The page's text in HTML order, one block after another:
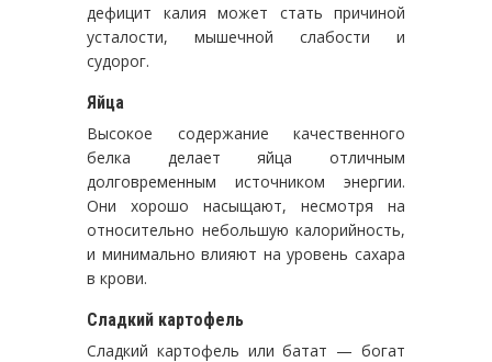
дефицит калия может стать причиной
усталости, мышечной слабости и
судорог.
Яйца
Высокое содержание качественного
белка делает яйца отличным
долговременным источником энергии.
Они хорошо насыщают, несмотря на
относительно небольшую калорийность,
и минимально влияют на уровень сахара
в крови.
Сладкий картофель
Сладкий картофель или батат — богат